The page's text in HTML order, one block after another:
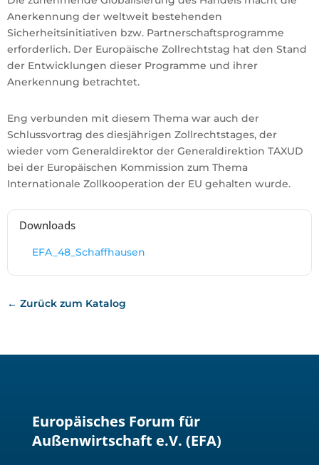
Anerkennung der weltweit bestehenden
Sicherheitsinitiativen bzw. Partnerschaftsprogramme
erforderlich. Der Europäische Zollrechtstag hat den Stand
der Entwicklungen dieser Programme und ihrer
Anerkennung betrachtet.
Eng verbunden mit diesem Thema war auch der
Schlussvortrag des diesjährigen Zollrechtstages, der
wieder vom Generaldirektor der Generaldirektion TAXUD
bei der Europäischen Kommission zum Thema
Internationale Zollkooperation der EU gehalten wurde.
Downloads
EFA_48_Schaffhausen
← Zurück zum Katalog
Europäisches Forum für
Außenwirtschaft e.V. (EFA)